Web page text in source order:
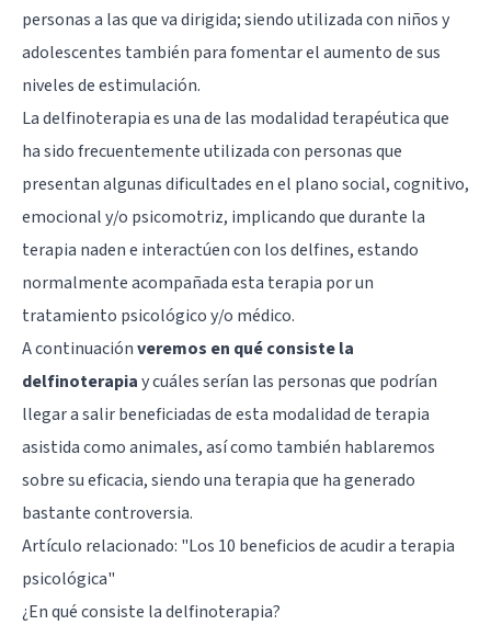
personas a las que va dirigida; siendo utilizada con niños y
adolescentes también para fomentar el aumento de sus
niveles de estimulación.
La delfinoterapia es una de las modalidad terapéutica que
ha sido frecuentemente utilizada con personas que
presentan algunas dificultades en el plano social, cognitivo,
emocional y/o psicomotriz, implicando que durante la
terapia naden e interactúen con los delfines, estando
normalmente acompañada esta terapia por un
tratamiento psicológico y/o médico.
A continuaciónveremos en qué consiste la
delfinoterapiay cuáles serían las personas que podrían
llegar a salir beneficiadas de esta modalidad de terapia
asistida como animales, así como también hablaremos
sobre su eficacia, siendo una terapia que ha generado
bastante controversia.
Artículo relacionado: "Los 10 beneficios de acudir a terapia
psicológica"
¿En qué consiste la delfinoterapia?